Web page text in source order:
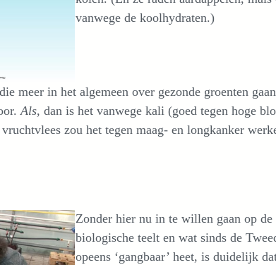
vanwege de koolhydraten.)
meer in het algemeen over gezonde groenten
Als, dan is het vanwege kali (goed tegen hoge
zou het tegen maag- en longkanker
Zonder hier nu in te willen gaan op de
biologische teelt en wat sinds de
opeens ‘gangbaar’ heet, is duidelijk